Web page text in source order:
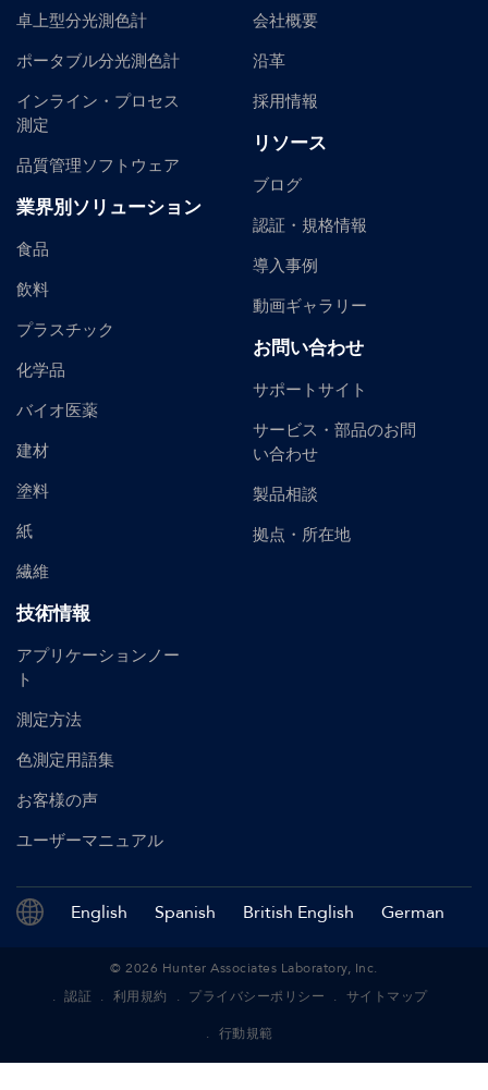
卓上型分光測色計
ポータブル分光測色計
インライン・プロセス
測定
品質管理ソフトウェア
業界別ソリューション
食品
飲料
プラスチック
化学品
バイオ医薬
建材
塗料
紙
繊維
技術情報
アプリケーションノー
ト
測定方法
色測定用語集
お客様の声
ユーザーマニュアル
会社概要
沿革
採用情報
リソース
ブログ
認証・規格情報
導入事例
動画ギャラリー
お問い合わせ
サポートサイト
サービス・部品のお問
い合わせ
製品相談
拠点・所在地
English Spanish British English German
©2026 Hunter Associates Laboratory, Inc.
認証
利用規約 プライバシーポリシー サイトマップ
行動規範